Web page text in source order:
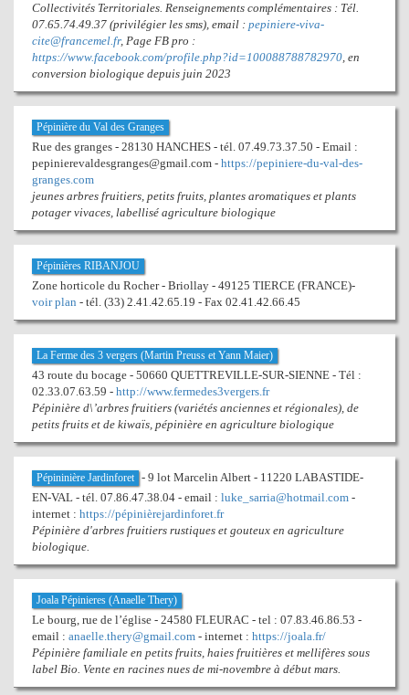
Collectivités Territoriales. Renseignements complémentaires : Tél.
07.65.74.49.37 (privilégier les sms), email : pepiniere-viva-
cite@francemel.fr, Page FB pro :
https://www.facebook.com/profile.php?id=100088788782970, en
conversion biologique depuis juin 2023
Pépinière du Val des Granges
Rue des granges - 28130 HANCHES - tél. 07.49.73.37.50 - Email :
pepinierevaldesgranges@gmail.com - https://pepiniere-du-val-des-
granges.com
jeunes arbres fruitiers, petits fruits, plantes aromatiques et plants
potager vivaces, labellisé agriculture biologique
Pépinières RIBANJOU
Zone horticole du Rocher - Briollay - 49125 TIERCE (FRANCE)-
voir plan - tél. (33) 2.41.42.65.19 - Fax 02.41.42.66.45
La Ferme des 3 vergers (Martin Preuss et Yann Maier)
43 route du bocage - 50660 QUETTREVILLE-SUR-SIENNE - Tél :
02.33.07.63.59 - http://www.fermedes3vergers.fr
Pépinière d\’arbres fruitiers (variétés anciennes et régionales), de
petits fruits et de kiwaïs, pépinière en agriculture biologique
Pépininière Jardinforet - 9 lot Marcelin Albert - 11220 LABASTIDE-
EN-VAL - tél. 07.86.47.38.04 - email : luke_sarria@hotmail.com -
internet : https://pépinièrejardinforet.fr
Pépinière d'arbres fruitiers rustiques et gouteux en agriculture
biologique.
Joala Pépinieres (Anaelle Thery)
Le bourg, rue de l’église - 24580 FLEURAC - tel : 07.83.46.86.53 -
email : anaelle.thery@gmail.com - internet : https://joala.fr/
Pépinière familiale en petits fruits, haies fruitières et mellifères sous
label Bio. Vente en racines nues de mi-novembre à début mars.